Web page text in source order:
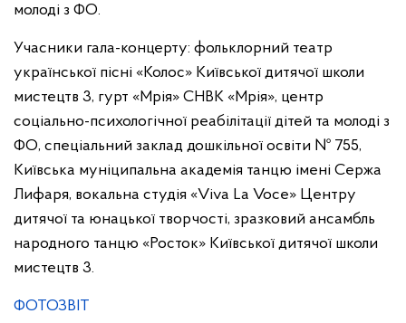
молоді з ФО.
Учасники гала-концерту: фольклорний театр
української пісні «Колос» Київської дитячої школи
мистецтв 3, гурт «Мрія» СНВК «Мрія», центр
соціально-психологічної реабілітації дітей та молоді з
ФО, спеціальний заклад дошкільної освіти № 755,
Київська муніципальна академія танцю імені Сержа
Лифаря, вокальна студія «Viva La Voce» Центру
дитячої та юнацької творчості, зразковий ансамбль
народного танцю «Росток» Київської дитячої школи
мистецтв 3.
ФОТОЗВІТ